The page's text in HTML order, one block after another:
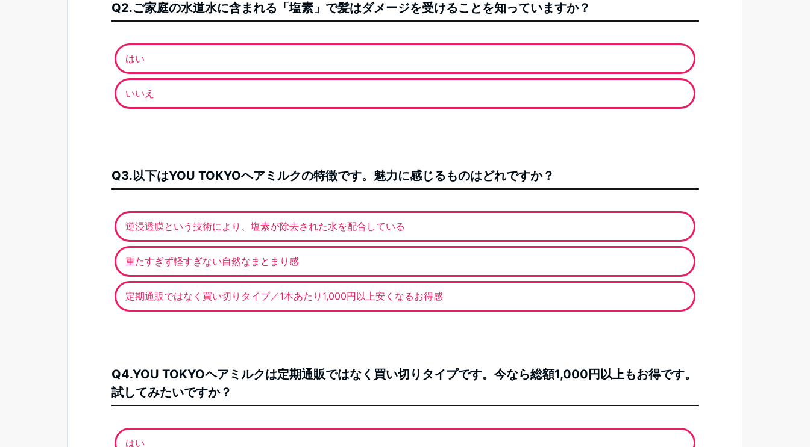
Q2.ご家庭の水道水に含まれる「塩素」で髪はダメージを受けることを知っていますか？
はい
いいえ
Q3.以下はYOU TOKYOヘアミルクの特徴です。魅力に感じるものはどれですか？
逆浸透膜という技術により、塩素が除去された水を配合している
重たすぎず軽すぎない自然なまとまり感
定期通販ではなく買い切りタイプ／1本あたり1,000円以上安くなるお得感
Q4.YOU TOKYOヘアミルクは定期通販ではなく買い切りタイプです。今なら総額1,000円以上もお得です。
試してみたいですか？
はい